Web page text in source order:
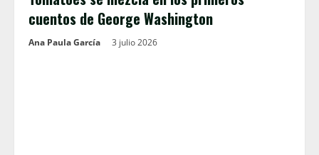
cuentos de George Washington
Ana Paula García 3 julio 2026